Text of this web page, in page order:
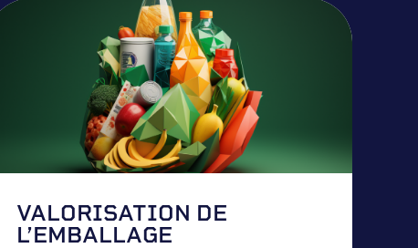
VALORISATION DE
L’EMBALLAGE